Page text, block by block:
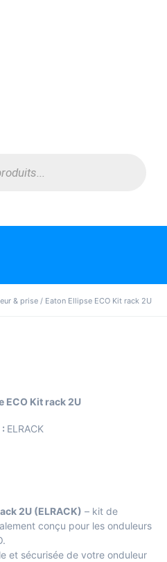
& prise / Eaton Ellipse ECO Kit rack 2U
ECO Kit rack 2U
ELRACK
2U (ELRACK) – kit de
conçu pour les onduleurs
et sécurisée de votre onduleur